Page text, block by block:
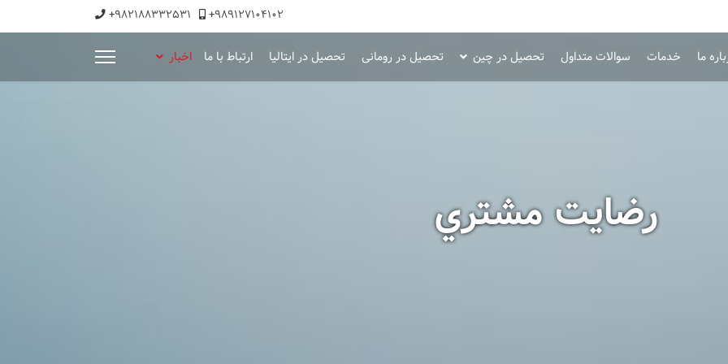
+982188332531 +989127104102
ما خدمات سوالات متداول تحصیل در چین تحصیل در رومانی تحصیل در ایتالیا ارتباط با ما اخبار
رضايت مشتري